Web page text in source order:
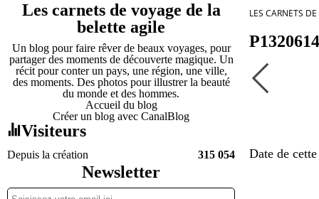
Les carnets de voyage de la
belette agile
Un blog pour faire rêver de beaux voyages, pour
partager des moments de découverte magique. Un
récit pour conter un pays, une région, une ville,
des moments. Des photos pour illustrer la beauté
du monde et des hommes.
Accueil du blog
Créer un blog avec CanalBlog
Visiteurs
Depuis la création 315 054
Newsletter
LES CARNETS
P1320614
Date de